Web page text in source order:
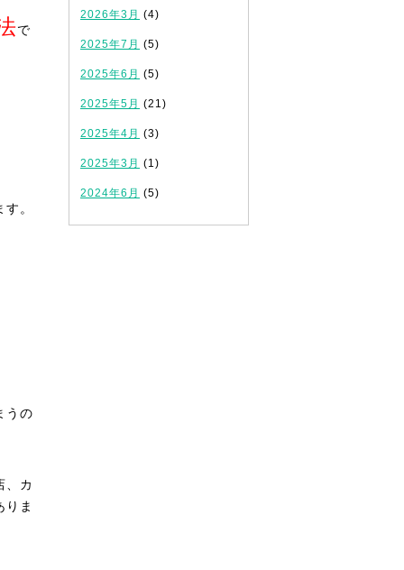
で
。
うの
、カ
りま
2026年3月 (4)
2025年7月 (5)
2025年6月 (5)
2025年5月 (21)
2025年4月 (3)
2025年3月 (1)
2024年6月 (5)